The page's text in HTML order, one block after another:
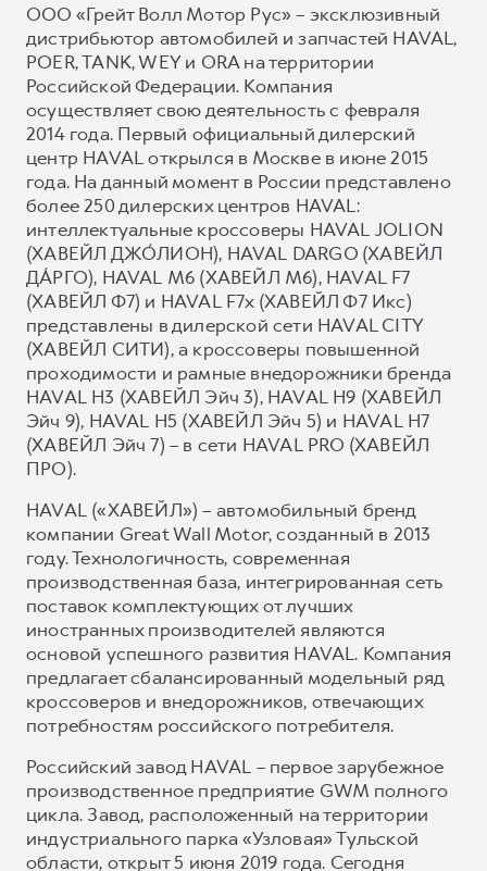
ООО «Грейт Волл Мотор Рус» – эксклюзивный
дистрибьютор автомобилей и запчастей HAVAL,
POER, TANK, WEY и ORA на территории
Российской Федерации. Компания
осуществляет свою деятельность с февраля
2014 года. Первый официальный дилерский
центр HAVAL открылся в Москве в июне 2015
года. На данный момент в России представлено
более 250 дилерских центров HAVAL:
интеллектуальные кроссоверы HAVAL JOLION
(ХАВЕЙЛ ДЖО́ЛИОН), HAVAL DARGO (ХАВЕЙЛ
ДА́РГО), HAVAL М6 (ХАВЕЙЛ M6), HAVAL F7
(ХАВЕЙЛ Ф7) и HAVAL F7x (ХАВЕЙЛ Ф7 Икс)
представлены в дилерской сети HAVAL CITY
(ХАВЕЙЛ СИТИ), а кроссоверы повышенной
проходимости и рамные внедорожники бренда
HAVAL H3 (ХАВЕЙЛ Эйч 3), HAVAL H9 (ХАВЕЙЛ
Эйч 9), HAVAL H5 (ХАВЕЙЛ Эйч 5) и HAVAL H7
(ХАВЕЙЛ Эйч 7) – в сети HAVAL PRO (ХАВЕЙЛ
ПРО).
HAVAL («ХАВЕЙЛ») – автомобильный бренд
компании Great Wall Motor, созданный в 2013
году. Технологичность, современная
производственная база, интегрированная сеть
поставок комплектующих от лучших
иностранных производителей являются
основой успешного развития HAVAL. Компания
предлагает сбалансированный модельный ряд
кроссоверов и внедорожников, отвечающих
потребностям российского потребителя.
Российский завод HAVAL – первое зарубежное
производственное предприятие GWM полного
цикла. Завод, расположенный на территории
индустриального парка «Узловая» Тульской
области, открыт 5 июня 2019 года. Сегодня